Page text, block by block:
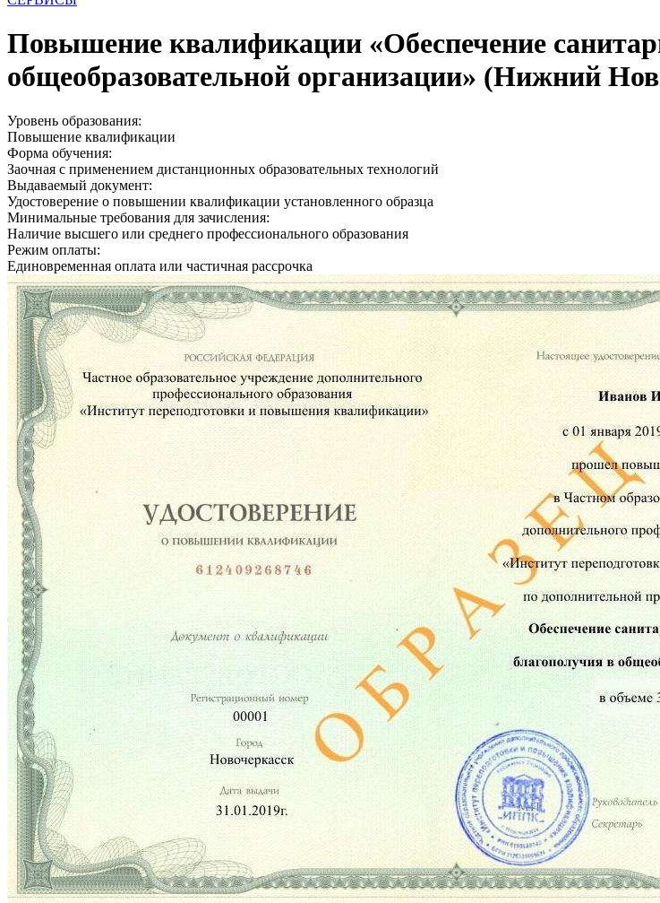
Повышение квалификации «Обеспечение
общеобразовательной организации» (Нижний
Уровень образования:
Повышение квалификации
Форма обучения:
Заочная с применением дистанционных образовательных технологий
Выдаваемый документ:
Удостоверение о повышении квалификации установленного образца
Минимальные требования для зачисления:
Наличие высшего или среднего профессионального образования
Режим оплаты:
Единовременная оплата или частичная рассрочка